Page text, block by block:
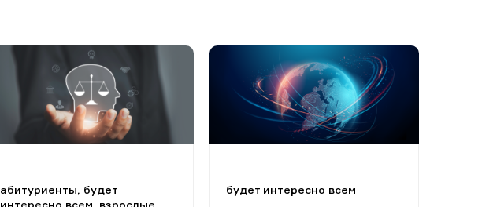
абитуриенты, будет
интересно всем, взрослые,
будет интересно всем